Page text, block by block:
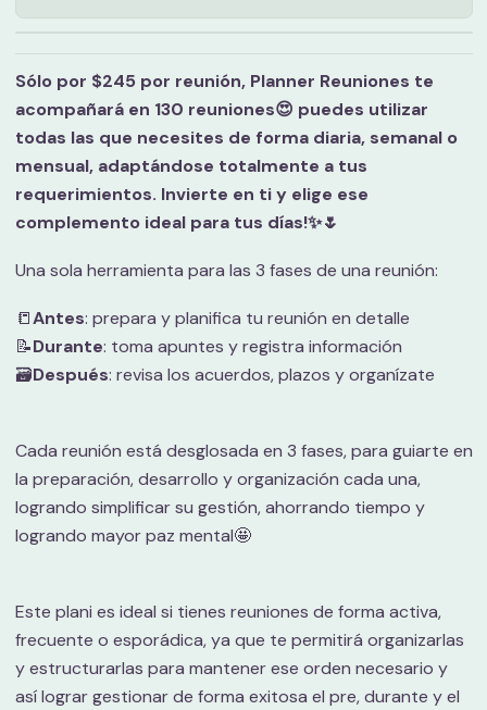
Sólo por $245 por reunión, Planner Reuniones te
acompañará en 130 reuniones😍 puedes utilizar
todas las que necesites de forma diaria, semanal o
mensual, adaptándose totalmente a tus
requerimientos. Invierte en ti y elige ese
complemento ideal para tus días!✨🌷
Una sola herramienta para las 3 fases de una reunión:
📒Antes: prepara y planifica tu reunión en detalle
📝Durante: toma apuntes y registra información
🗃️Después: revisa los acuerdos, plazos y organízate
Cada reunión está desglosada en 3 fases, para guiarte en
la preparación, desarrollo y organización cada una,
logrando simplificar su gestión, ahorrando tiempo y
logrando mayor paz mental🤩
Este plani es ideal si tienes reuniones de forma activa,
frecuente o esporádica, ya que te permitirá organizarlas
y estructurarlas para mantener ese orden necesario y
así lograr gestionar de forma exitosa el pre, durante y el